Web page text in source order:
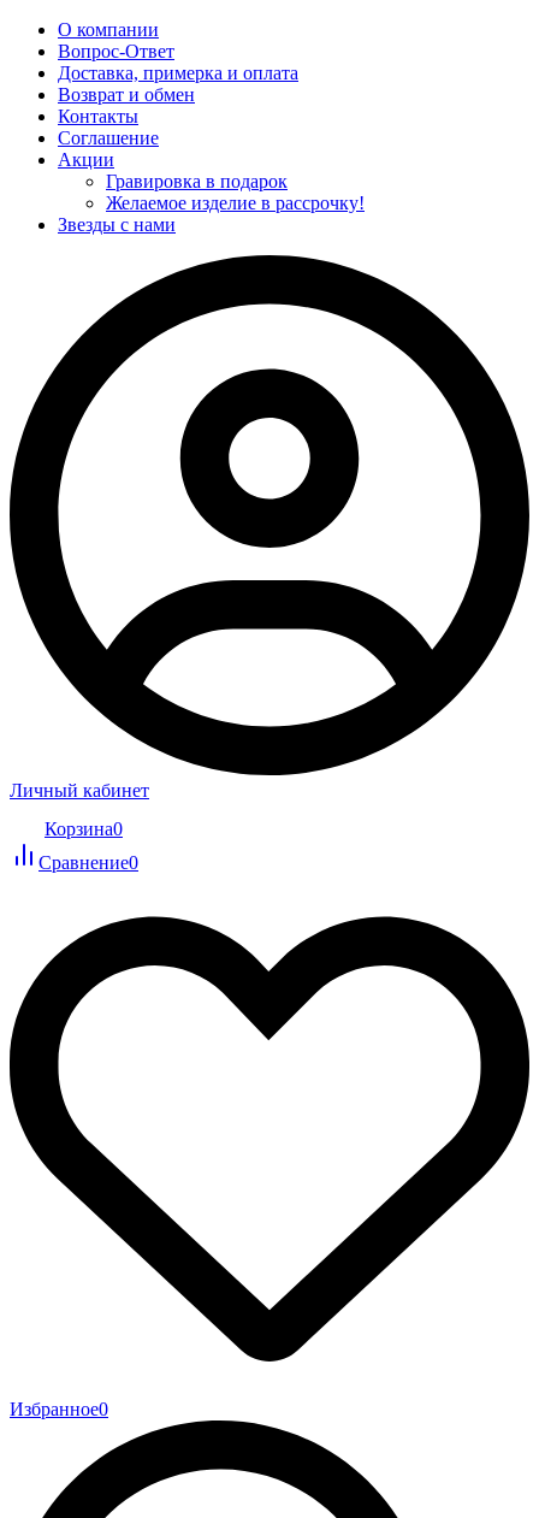
О компании
Вопрос-Ответ
Доставка, примерка и оплата
Возврат и обмен
Контакты
Соглашение
Акции
Гравировка в подарок
Желаемое изделие в рассрочку!
Звезды с нами
Личный кабинет
Корзина0
Сравнение0
Избранное0